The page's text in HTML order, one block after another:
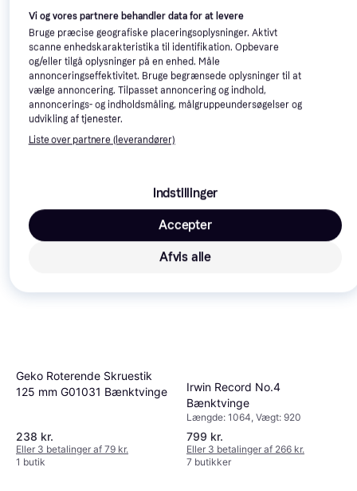
Irwin Record No 3
Bænktvinge
9+ butikker
1.310 kr.
Geko Roterende Skruestik
125 mm G01031 Bænktvinge
238 kr.
Eller 3 betalinger af 79 kr.
1 butik
Trender
Irwin Record No.4
Bænktvinge
Længde: 1064, Vægt: 920
799 kr.
Eller 3 betalinger af 266 kr.
7 butikker
Vi og vores partnere behandler data for at levere
Bruge præcise geografiske placeringsoplysninger. Aktivt
scanne enhedskarakteristika til identifikation. Opbevare
og/eller tilgå oplysninger på en enhed. Måle
annonceringseffektivitet. Bruge begrænsede oplysninger til at
vælge annoncering. Tilpasset annoncering og indhold,
annoncerings- og indholdsmåling, målgruppeundersøgelser og
udvikling af tjenester.
Liste over partnere (leverandører)
Indstillinger
Afvis alle
Accepter